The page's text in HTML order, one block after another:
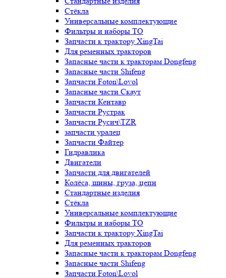
Стёкла
Универсальные комплектующие
Фильтры и наборы ТО
Запчасти к трактору XingTai
Для ременных тракторов
Запасные части к тракторам Dongfeng
Запасные части Shifeng
Запчасти Foton\Lovol
Запасные части Скаут
Запчасти Кентавр
Запчасти Рустрак
Запчасти Русич\TZR
запчасти уралец
Запчасти Файтер
Гидравлика
Двигатели
Запчасти для двигателей
Колёса, шины, груза, цепи
Стандартные изделия
Стёкла
Универсальные комплектующие
Фильтры и наборы ТО
Запчасти к трактору XingTai
Для ременных тракторов
Запасные части к тракторам Dongfeng
Запасные части Shifeng
Запчасти Foton\Lovol